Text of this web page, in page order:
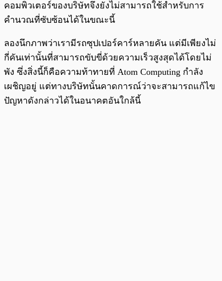
คอมพิวเตอร์ของบริษัทจึงยังไม่สามารถใช้สำหรับการ
คำนวณที่ซับซ้อนได้ในขณะนี้
ลองนึกภาพว่าเรามีรถซุปเปอร์คาร์หลายคัน แต่มีเพียงไม่
กี่คันเท่านั้นที่สามารถขับขี่ด้วยความเร็วสูงสุดได้โดยไม่
พัง ซึ่งสิ่งนี้ก็คือความท้าทายที่ Atom Computing กำลัง
เผชิญอยู่ แต่ทางบริษัทนั้นคาดการณ์ว่าจะสามารถแก้ไข
ปัญหาดังกล่าวได้ในอนาคตอันใกล้นี้